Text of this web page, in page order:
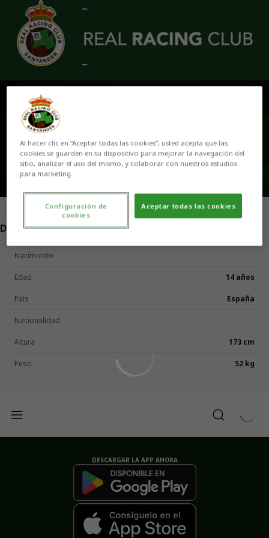
DELANTERO
Nacimiento
Edad 14 años
País España
Nacionalidad
Altura 173 cm
Peso 52 kg
DESCARGAR LA APP AHORA
Al hacer clic en “Aceptar todas las cookies”, usted acepta que las
cookies se guarden en su dispositivo para mejorar la navegación del
sitio, analizar el uso del mismo, y colaborar con nuestros estudios
para marketing.
Aceptar todas las cookies
Configuración de
cookies